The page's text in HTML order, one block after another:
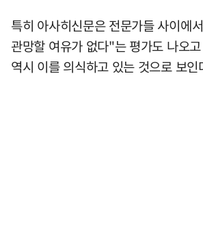
특히 아사히신문은 전문가들 사이에
관망할 여유가 없다"는 평가도 나오
역시 이를 의식하고 있는 것으로 보